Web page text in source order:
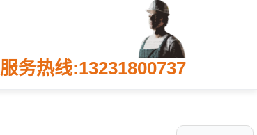
服务热线:13231800737